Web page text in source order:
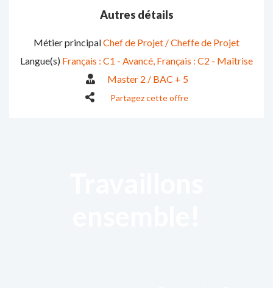
Autres détails
Métier principalChef de Projet / Cheffe de Projet
Langue(s) Français : C1 - Avancé Français : C2 - Maîtrise
Master 2 / BAC + 5
Partagez cette offre